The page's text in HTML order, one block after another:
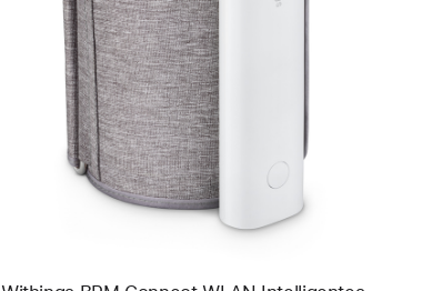
Zurück
Bild
-
Withings
BPM
Connect
WLAN
Intelligentes
Blutdruckmessgerät